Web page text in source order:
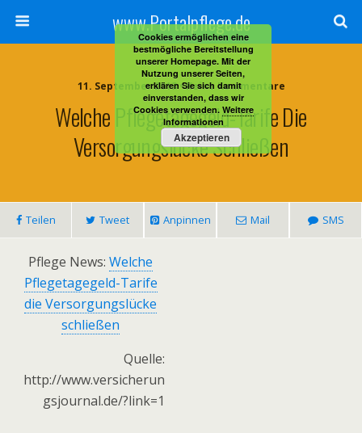
www.Portalpflege.de
11. September 2013 • Keine Kommentare
Welche Pflegetagegeld-Tarife Die
Versorgungslücke Schließen
Teilen Tweet Anpinnen Mail SMS
Pflege News: Welche
Pflegetagegeld-Tarife
die Versorgungslücke
schließen
Quelle:
http://www.versicherun
gsjournal.de/?link=1
Cookies ermöglichen eine
bestmögliche Bereitstellung
unserer Homepage. Mit der
Nutzung unserer Seiten,
erklären Sie sich damit
einverstanden, dass wir
Cookies verwenden. Weitere
Informationen
Akzeptieren